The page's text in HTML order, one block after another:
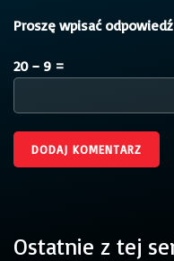
Proszę wpisać
20 − 9 =
Ostatnie z tej